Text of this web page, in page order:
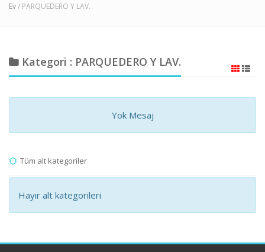
Ev/ PARQUEDERO Y LAV.
Kategori : PARQUEDERO Y LAV.
Yok Mesaj
Tüm alt kategoriler
Hayır alt kategorileri